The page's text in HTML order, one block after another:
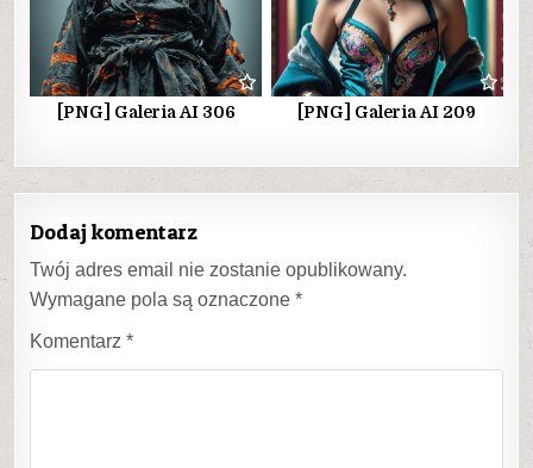
[PNG] Galeria AI 306 [PNG] Galeria AI 209
Dodaj komentarz
Twój adres email nie zostanie opublikowany.
Wymagane pola są oznaczone*
Komentarz*